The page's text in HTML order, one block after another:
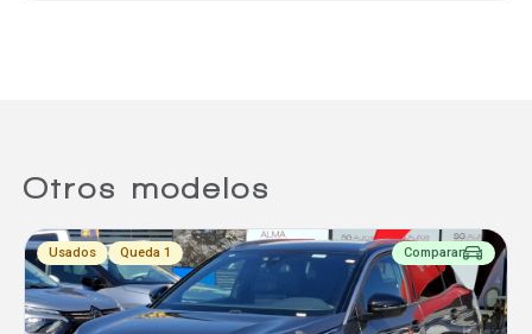
Otros modelos
Usados Queda 1 Comparar
Agregar un vehículo